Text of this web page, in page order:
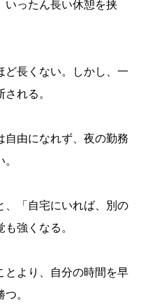
いったん長い休憩を挟
ど長くない。しかし、一
れる。
自由になれず、夜の勤務
、「自宅にいれば、別の
強くなる。
とより、自分の時間を早
。
帰りたい気持ちは残っ
えない
感覚が強くなる
は測れない